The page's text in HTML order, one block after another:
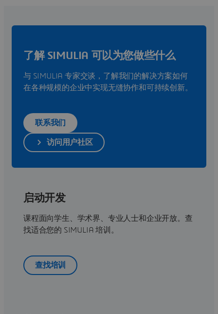
了解 SIMULIA 可以为您做些什么
与 SIMULIA 专家交谈，了解我们的解决方案如何
在各种规模的企业中实现无缝协作和可持续创新。
联系我们
访问用户社区
启动开发
课程面向学生、学术界、专业人士和企业开放。查
找适合您的 SIMULIA 培训。
查找培训